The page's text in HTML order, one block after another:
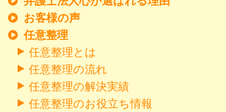
お客様の声
任意整理
任意整理とは
任意整理の流れ
任意整理の解決実績
任意整理のお役立ち情報